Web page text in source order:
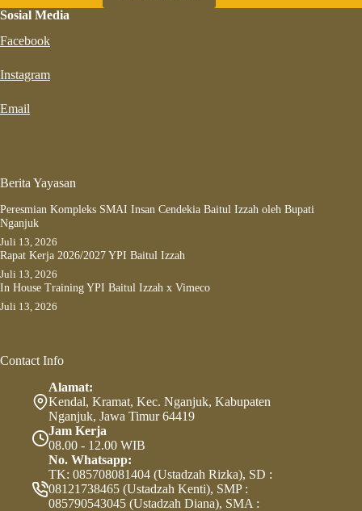
Sosial Media
Facebook
Instagram
Email
Berita Yayasan
Peresmian Kompleks SMAI Insan Cendekia Baitul Izzah oleh Bupati
Nganjuk
Juli 13, 2026
Rapat Kerja 2026/2027 YPI Baitul Izzah
Juli 13, 2026
In House Training YPI Baitul Izzah x Vimeco
Juli 13, 2026
Contact Info
Alamat:
Kendal, Kramat, Kec. Nganjuk, Kabupaten
Nganjuk, Jawa Timur 64419
Jam Kerja
08.00 - 12.00 WIB
No. Whatsapp:
TK: 085708081404 (Ustadzah Rizka), SD :
08121738465 (Ustadzah Kenti), SMP :
085790543045 (Ustadzah Diana), SMA :